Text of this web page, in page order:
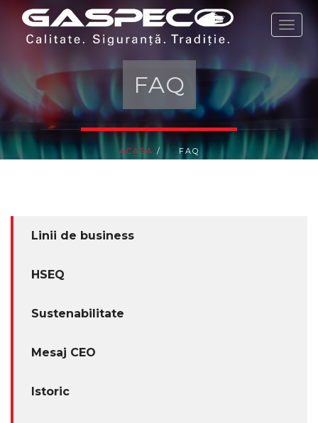
ACASA
COMPANIA
PRODUSE
COMENZI
EN
FAQ
ACASA / FAQ
Linii de business
HSEQ
Sustenabilitate
Mesaj CEO
Istoric